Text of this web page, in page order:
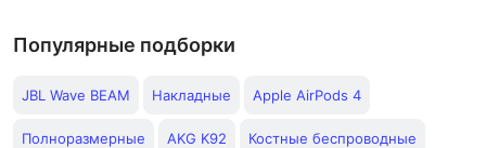
Популярные подборки
JBL Wave BEAM Накладные Apple AirPods 4
Полноразмерные AKG K92 Костные беспроводные